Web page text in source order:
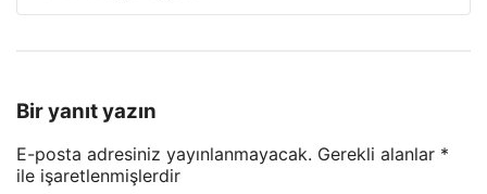
Bir yanıt yazın
E-posta adresiniz yayınlanmayacak. Gerekli alanlar *
ile işaretlenmişlerdir